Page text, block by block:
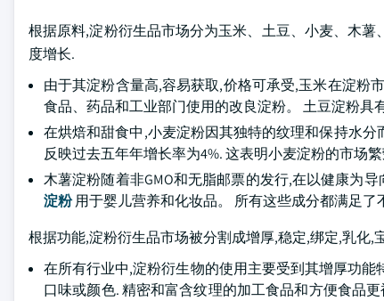
根据原料,淀粉衍生品市场分为玉米、土豆、小麦、木薯
度增长.
由于其淀粉含量高,容易获取,价格可承受,玉米在淀粉
食品、药品和工业部门使用的改良淀粉。 土豆淀粉
在烘焙和甜食中,小麦淀粉因其独特的纹理和保持水分
反映过去五年年增长率为4%. 这表明小麦淀粉的市场繁
木薯淀粉随着非GMO和无脂邮票的发行,在以健康为
淀粉用于婴儿营养和化妆品。 所有这些成分都满足了
根据功能,淀粉衍生品市场被分割成增厚,稳定,绑定,乳化,
在所有行业中,淀粉衍生物的使用主要受到其增厚功
口味或颜色. 精密和富含纹理的加工食品和方便食品